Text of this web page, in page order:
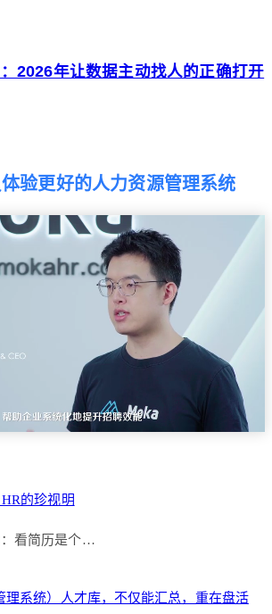
2026年让数据主动找人的正确打开
验更好的人力资源管理系统
的珍视明
看简历是个…
理系统）人才库，不仅能汇总，重在盘活